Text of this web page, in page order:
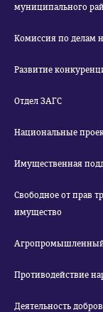
муниципального
Комиссия по делам
Развитие
Отдел ЗАГС
Национальные
Имущественная
Свободное от прав
имущество
Противодействие
Деятельность